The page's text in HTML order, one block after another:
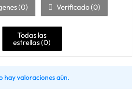
(0) Verificado (0)
Todas las
estrellas (0)
hay valoraciones aún.